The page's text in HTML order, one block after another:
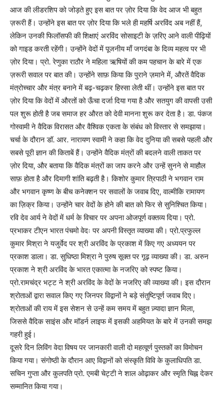
आज की लीडरशिप को जोड़ते हुए इस बात पर ज़ोर दिया कि वेद आज भी बहुत
ज़रूरी हैं। उन्होंने इस बात पर ज़ोर दिया कि भले ही महर्षि अरविंद अब नहीं हैं,
लेकिन उनकी फिलॉसफी की शिक्षाएं अरविंद सोसाइटी के ज़रिए आने वाली पीढ़ियों
को गाइड करती रहेंगी। उन्होंने वेदों में पूजनीय माँ जगदंबा के दिव्य महत्व पर भी
ज़ोर दिया। प्रो. रेणुका राठौर ने महिला ऋषियों की कम पहचान के बारे में एक
ज़रूरी सवाल पर बात की। उन्होंने साफ़ किया कि पुराने ज़माने में, औरतें वैदिक
मंत्रोच्चार और मंत्र बनाने में बढ़-चढ़कर हिस्सा लेती थीं। उन्होंने इस बात पर
ज़ोर दिया कि वेदों में औरतों को ऊँचा दर्जा दिया गया है और सतयुग की वापसी उसी
पल शुरू होती है जब समाज हर औरत को देवी मानना शुरू कर देता है। डा. पंकज
गोस्वामी ने वैदिक विरासत और वैश्विक एकता के संबंध को विस्तार से समझाया।
चर्चा के दौरान डॉ. आर. नारायण स्वामी ने कहा कि वेद दुनिया की सबसे पहली और
सबसे पूरी ज्ञान की किताबें हैं। उन्होंने वैदिक मंत्रों की बदलने वाली ताकत पर
ज़ोर दिया, और बताया कि वैदिक मंत्रों का जाप करने और उन्हें सुनने से माहौल
साफ़ होता है और दिमागी शांति बढ़ती है। किशोर कुमार त्रिपाठी ने भगवान राम
और भगवान कृष्ण के बीच कनेक्शन पर सवालों के जवाब दिए, वाल्मीकि रामायण
का ज़िक्र किया। उन्होंने चार वेदों के होने की बात को फिर से सुनिश्चित किया।
रवि देव आर्य ने वेदों में धर्म के विचार पर अपना ओजपूर्ण वक्तव्य दिया। प्रो.
प्रभाकर टीएन भारत पंचमो वेदः पर अपनी विस्तृत व्याख्या की। प्रो.प्रफुल्ल
कुमार मिश्रा ने यजुर्वेद पर श्री अरविंद के प्रकाश में किए गए अध्ययन पर
प्रकाश डाला। डा. सुधिष्ठा मिश्रा ने पुरुष सूक्त पर गूढ़ व्याख्या की। डा. अरुन
प्रकाश ने श्री अरविंद के भारत एकात्मा के नजरिए को स्पष्ट किया।
प्रो.रामचंद्र भट्ट ने श्री अरविंद के वेदों के नजरिए की व्याख्या की। इस दौरान
श्रोताओं द्वारा सवाल किए गए जिनपर विद्वानों ने बड़े संतुष्टिपूर्ण जवाब दिए।
श्रोताओं की राय में इस सेशन से उन्हें कम समय में बहुत ज़्यादा ज्ञान मिला,
जिससे वैदिक साइंस और मॉडर्न लाइफ में इसकी अहमियत के बारे में उनकी समझ
गहरी हुई।
दूसरे दिन लिविंग वेदा विषय पर जानकारी वाली दो महत्वूर्ण पुस्तकों का विमोचन
किया गया। संगोष्ठी के दौरान आए विद्वानों को संस्कृति विवि के कुलाधिपति डा.
सचिन गुप्ता और कुलपति प्रो. एमबी चेट्टी ने शाल ओढ़ाकर और स्मृति चिह्न देकर
सम्मानित किया गया।